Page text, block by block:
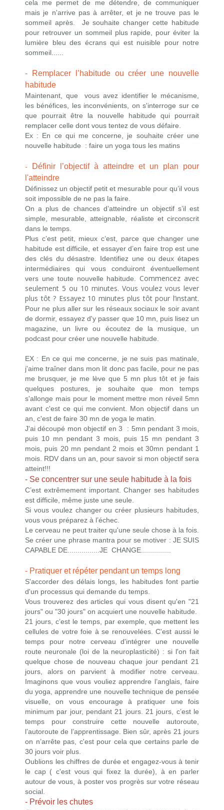
cela me permet de me détendre, de communiquer
mais je n'arrive pas à arrêter, et je ne trouve pas le
sommeil après. Je souhaite changer cette habitude
pour retrouver un sommeil plus rapide, pour éviter la
lumière bleu des écrans qui est nuisible pour notre
sommeil......
- Remplacer l’habitude ou créer une nouvelle
habitude
Maintenant, que vous avez identifier le mécanisme,
les bénéfices, les inconvénients, on s'interroge sur ce
que pourrait être la nouvelle habitude qui pourrait
remplacer celle dont vous tentez de vous défaire.
Ex : En ce qui me concerne, je souhaite créer une
nouvelle habitude : faire un yoga tous les matins
- Définir l’objectif à atteindre et un plan pour
l'atteindre
Définissez un objectif petit et mesurable pour qu’il vous
soit impossible de ne pas la faire.
On a plus de chances d’atteindre un objectif s’il est
simple, mesurable, atteignable, réaliste et circonscrit
dans le temps.
Plus c’est petit, mieux c’est, parce que changer une
habitude est difficile, et essayer d’en faire trop est une
des clés du désastre.
Identifiez une ou deux étapes
intermédiaires qui vous conduiront éventuellement
vers une toute nouvelle habitude. Commencez avec
seulement 5 ou 10 minutes. Vous voulez vous lever
plus tôt ? Essayez 10 minutes plus tôt pour l’instant.
Pour ne plus aller sur les réseaux sociaux le soir avant
de dormir, essayez d'y passer que 10 mn, puis lisez un
magazine, un livre ou écoutez de la musique, un
podcast pour créer une nouvelle habitude.
EX : En ce qui me concerne, je ne suis pas matinale,
j'aime traîner dans mon lit donc pas facile, pour ne pas
me brusquer, je me lève que 5 mn plus tôt et je fais
quelques postures, je souhaite que mon temps
s'allonge mais pour le moment mettre mon réveil 5mn
avant c'est ce qui me convient. Mon objectif dans un
an, c'est de faire 30 mn de yoga le matin.
J'ai découpé mon objectif en 3 : 5mn pendant 3 mois,
puis 10 mn pendant 3 mois, puis 15 mn pendant 3
mois, puis 20 mn pendant 2 mois et 30mn pendant 1
mois. RDV dans un an, pour savoir si mon objectif sera
atteint!!!
- Se concentrer sur une seule habitude à la fois
C’est extrêmement important. Changer ses habitudes
est difficile, même juste une seule.
Si vous voulez changer ou créer plusieurs habitudes,
vous vous préparez à l’échec.
Le cerveau ne peut traiter qu'une seule chose à la fois.
Se créer une phrase mantra pour se motiver : JE SUIS
CAPABLE DE................JE CHANGE...............
- Pratiquer et répéter pendant un temps long
S'accorder des délais longs, les habitudes font partie
d'un processus qui demande du temps.
Vous trouverez des articles qui vous disent qu'en "21
jours" ou "30 jours" on acquiert une nouvelle habitude.
21 jours, c’est le temps, par exemple, que mettent les
cellules de votre foie à se renouvelées. C'est aussi le
temps pour notre cerveau d'intégrer une nouvelle
route neuronale (loi de la neuroplasticité) : si l'on fait
quelque chose de nouveau chaque jour pendant 21
jours, alors on parvient à modifier notre cerveau.
Imaginons que vous vouliez apprendre l’anglais, faire
du yoga, apprendre une nouvelle technique de pensée
visuelle, on vous encourage à pratiquer une fois
minimum par jour, pendant 21 jours. 21 jours, c’est le
temps pour construire cette nouvelle autoroute,
l’autoroute de l’apprentissage. Bien sûr, après 21 jours
on n’arrête pas, c'est pour cela que certains parle de
30 jours voir plus.
Oublions les chiffres de durée et engagez-vous à tenir
le cap ( c'est vous qui fixez la durée), à en parler
autour de vous, à poster vos progrès sur votre réseau
social.
- Prévoir les chutes